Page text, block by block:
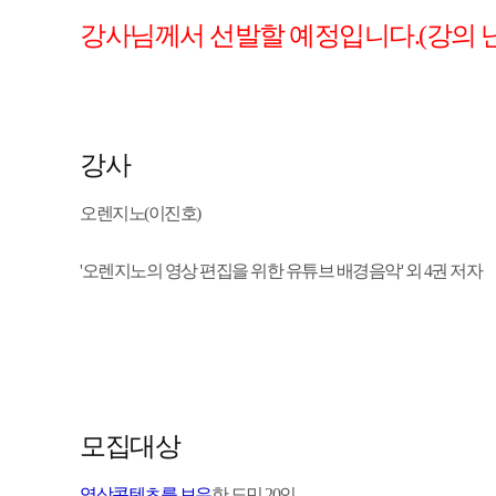
강사님께서 선발할 예정입니다.(강의
강사
오렌지노(이진호)
'오렌지노의 영상 편집을 위한 유튜브 배경음악' 외 4권 저자
모집대상